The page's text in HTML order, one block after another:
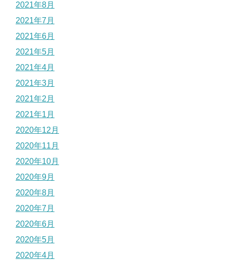
2021年8月
2021年7月
2021年6月
2021年5月
2021年4月
2021年3月
2021年2月
2021年1月
2020年12月
2020年11月
2020年10月
2020年9月
2020年8月
2020年7月
2020年6月
2020年5月
2020年4月